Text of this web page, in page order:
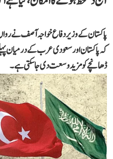
پاکستان کے وزیر دفاع خواجہ آصف نے
کہ پاکستان اور سعودی عرب کے درمیان
ڈھانچے کو مزید وسعت دی جا سکتی ہے۔